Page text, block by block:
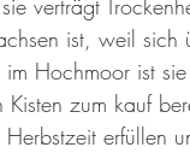
13 Großmütter
verträgt
ist, weil sich
Hochmoor ist
Kisten zum kauf
erfüllen